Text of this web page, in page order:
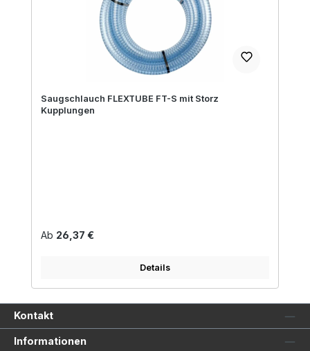
Saugschlauch FLEXTUBE FT-S mit Storz
Kupplungen
Regulärer Preis:
Ab 26,37 €
Details
Kontakt
Informationen